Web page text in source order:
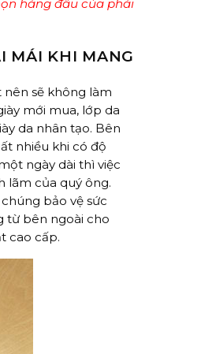
hàng đầu của phái
MÁI KHI MANG
sẽ không làm
mới mua, lớp da
da nhân tạo. Bên
nhiều khi có độ
ngày dài thì việc
lãm của quý ông.
bảo vệ sức
từ bên ngoài cho
cao cấp.